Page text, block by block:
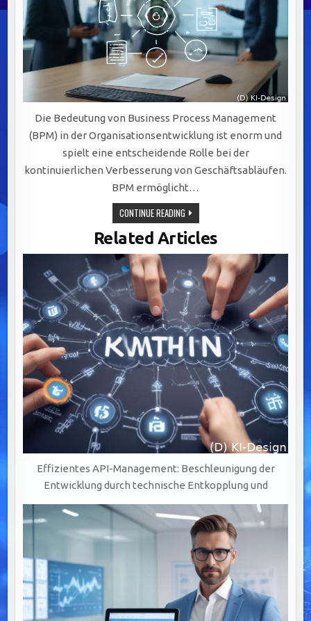
Die Bedeutung von Business Process Management
(BPM) in der Organisationsentwicklung ist enorm und
spielt eine entscheidende Rolle bei der
kontinuierlichen Verbesserung von Geschäftsabläufen.
BPM ermöglicht…
CONTINUE READINGSTRATEGISCHE
BEDEUTUNG
VON
BUSINESS
PROCESS
MANAGEMENT
FÜR
EFFIZIENZ,
AGILITÄT
UND
Related Articles
Effizientes API-Management: Beschleunigung der
Entwicklung durch technische Entkopplung und